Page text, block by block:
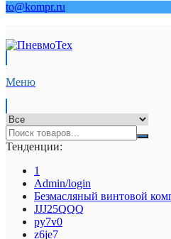
to@kompr.ru
Меню
Тенденции:
1
Admin/login
Безмасляный винтовой
JJJ25QQQ
py7v0
z6je7